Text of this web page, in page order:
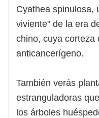
Cyathea spinulosa,
viviente" de la era
chino, cuya corteza
anticancerígeno.
También verás
estranguladoras
los árboles